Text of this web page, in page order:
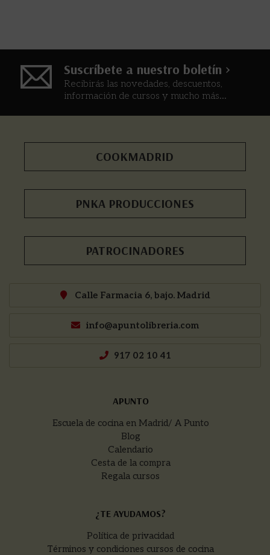
Suscríbete a nuestro boletín >
Recibirás las novedades, descuentos,
información de cursos y mucho más...
COOKMADRID
PNKA PRODUCCIONES
PATROCINADORES
Calle Farmacia 6, bajo. Madrid
info@apuntolibreria.com
917 02 10 41
APUNTO
Escuela de cocina en Madrid/ A Punto
Blog
Calendario
Cesta de la compra
Regala cursos
¿TE AYUDAMOS?
Política de privacidad
Términos y condiciones cursos de cocina